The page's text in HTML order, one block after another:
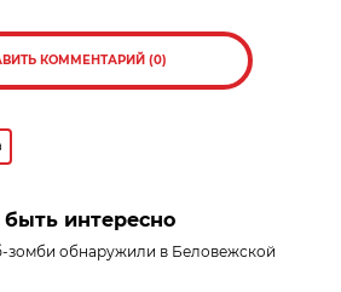
КОММЕНТАРИЙ (0)
интересно
зомби обнаружили в Беловежской